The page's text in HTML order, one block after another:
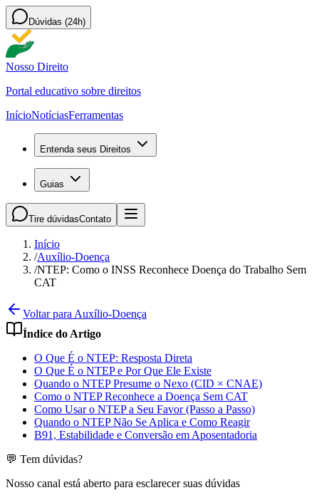
Dúvidas (24h)
Nosso Direito
Portal educativo sobre direitos
InícioNotíciasFerramentas
Entenda seus Direitos
Guias
Tire dúvidasContato
Início
/Auxílio-Doença
/NTEP: Como o INSS Reconhece Doença do Trabalho Sem
CAT
Voltar para Auxílio-Doença
Índice do Artigo
O Que É o NTEP: Resposta Direta
O Que É o NTEP e Por Que Ele Existe
Quando o NTEP Presume o Nexo (CID × CNAE)
Como o NTEP Reconhece a Doença Sem CAT
Como Usar o NTEP a Seu Favor (Passo a Passo)
Quando o NTEP Não Se Aplica e Como Reagir
B91, Estabilidade e Conversão em Aposentadoria
💬 Tem dúvidas?
Nosso canal está aberto para esclarecer suas dúvidas